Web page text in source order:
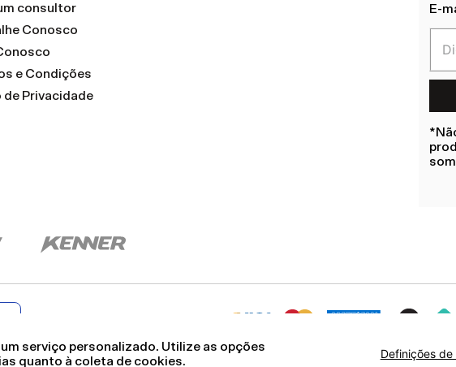
serviço personalizado. Utilize as opções
quanto à coleta de cookies.
Definições de
consultor
Conosco
e Condições
de Privacidade
E-